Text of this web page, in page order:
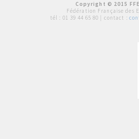
Copyright © 2015
Fédération Française des
tél : 01 39 44 65 80 | contact :